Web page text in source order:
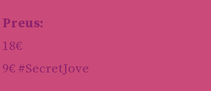
Preus:
18€
9€ #SecretJove